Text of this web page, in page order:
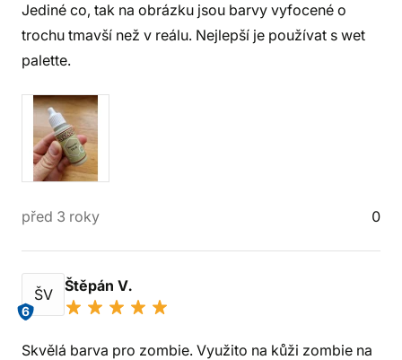
Jediné co, tak na obrázku jsou barvy vyfocené o
trochu tmavší než v reálu. Nejlepší je používat s wet
palette.
před 3 roky 0
ŠV
6
Štěpán V.
Skvělá barva pro zombie. Využito na kůži zombie na